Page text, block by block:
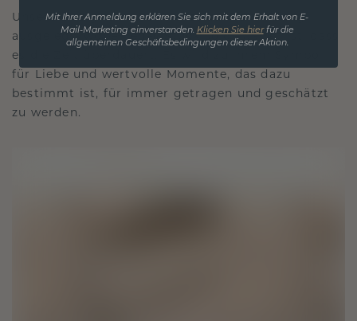
Unsere Designphilosophie ist auf Verbindung
ausgelegt, wobei jedes Stück so gestaltet ist, dass
es die Zeit überdauert. Es wird zu Ihrem Symbol
für Liebe und wertvolle Momente, das dazu
bestimmt ist, für immer getragen und geschätzt
zu werden.
Mit Ihrer Anmeldung erklären Sie sich mit dem Erhalt von E-
Mail-Marketing einverstanden. Klicken Sie hierfür die
allgemeinen Geschäftsbedingungen dieser Aktion.